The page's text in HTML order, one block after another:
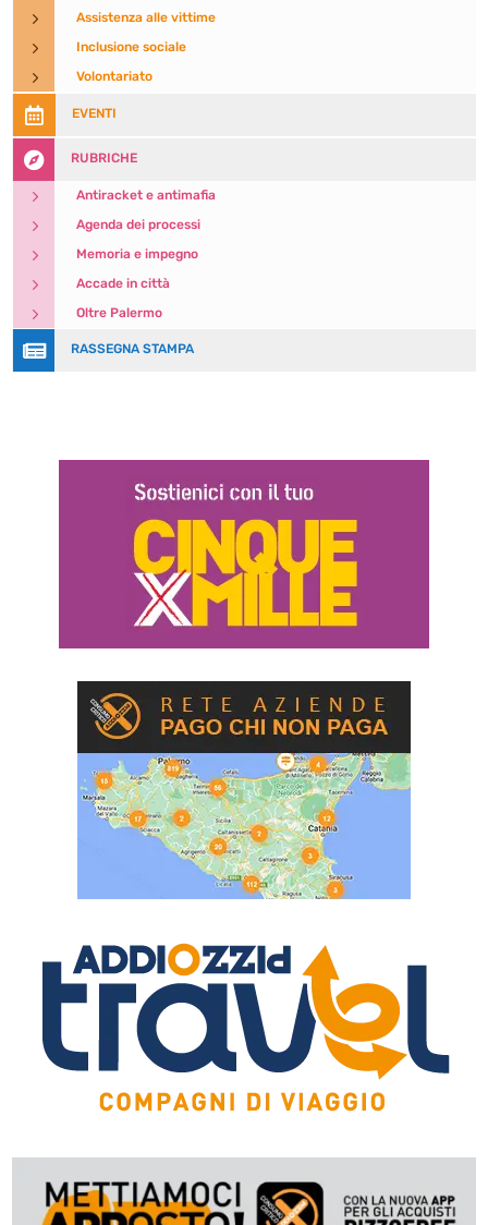
5 Assistenza alle vittime
5 Inclusione sociale
5 Volontariato
 EVENTI
 RUBRICHE
5 Antiracket e antimafia
5 Agenda dei processi
5 Memoria e impegno
5 Accade in città
5 Oltre Palermo
 RASSEGNA STAMPA